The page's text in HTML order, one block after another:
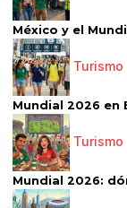
México y el
Turismo
Mundial 2026 en
Turismo
Mundial 2026: